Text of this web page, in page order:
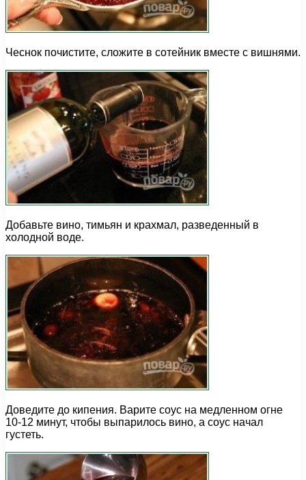
Чеснок почистите, сложите в сотейник вместе с вишнями.
Добавьте вино, тимьян и крахмал, разведенный в
холодной воде.
Доведите до кипения. Варите соус на медленном огне
10-12 минут, чтобы выпарилось вино, а соус начал
густеть.